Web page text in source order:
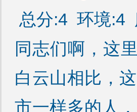
总分:4 环境:4
同志们啊，这
白云山相比，
市一样多的人